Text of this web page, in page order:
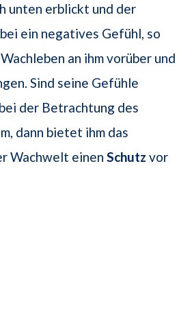
unten erblickt und der
ein negatives Gefühl, so
an ihm vorüber und
Sind seine Gefühle
der Betrachtung des
dann bietet ihm das
Wachwelt einen Schutz vor